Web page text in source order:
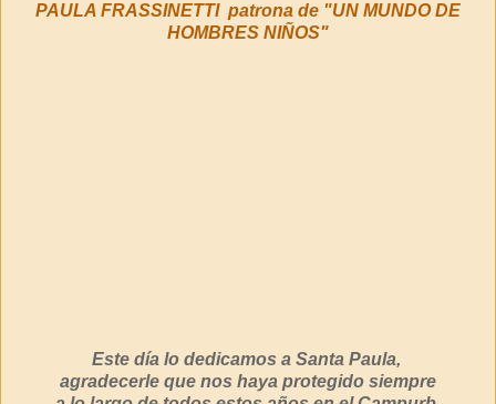
PAULA FRASSINETTI patrona de "UN MUNDO DE
HOMBRES NIÑOS"
Este día lo dedicamos a Santa Paula,
agradecerle que nos haya protegido siempre